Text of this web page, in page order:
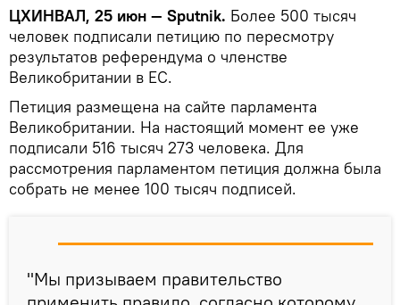
ЦХИНВАЛ, 25 июн — Sputnik. Более 500 тысяч
человек подписали петицию по пересмотру
результатов референдума о членстве
Великобритании в ЕС.
Петиция размещена на сайте парламента
Великобритании. На настоящий момент ее уже
подписали 516 тысяч 273 человека. Для
рассмотрения парламентом петиция должна была
собрать не менее 100 тысяч подписей.
"Мы призываем правительство